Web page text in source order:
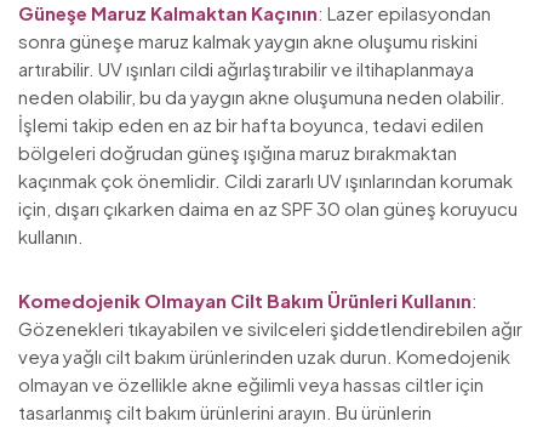
Güneşe Maruz Kalmaktan Kaçının: Lazer epilasyondan
sonra güneşe maruz kalmak yaygın akne oluşumu riskini
artırabilir. UV ışınları cildi ağırlaştırabilir ve iltihaplanmaya
neden olabilir, bu da yaygın akne oluşumuna neden olabilir.
İşlemi takip eden en az bir hafta boyunca, tedavi edilen
bölgeleri doğrudan güneş ışığına maruz bırakmaktan
kaçınmak çok önemlidir. Cildi zararlı UV ışınlarından korumak
için, dışarı çıkarken daima en az SPF 30 olan güneş koruyucu
kullanın.
Komedojenik Olmayan Cilt Bakım Ürünleri Kullanın:
Gözenekleri tıkayabilen ve sivilceleri şiddetlendirebilen ağır
veya yağlı cilt bakım ürünlerinden uzak durun. Komedojenik
olmayan ve özellikle akne eğilimli veya hassas ciltler için
tasarlanmış cilt bakım ürünlerini arayın. Bu ürünlerin